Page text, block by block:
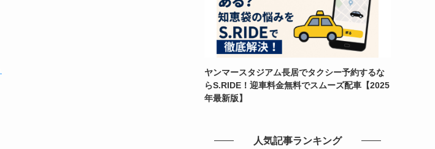
ヤンマースタジアム長居でタクシー予約するな
らS.RIDE！迎車料金無料でスムーズ配車【2025
年最新版】
人気記事ランキング